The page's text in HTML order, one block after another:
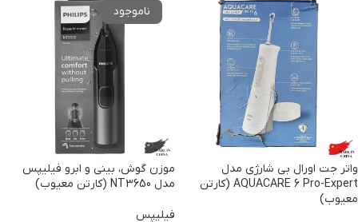
واتر جت اورال بی شارژی مدل
AQUACARE 6 Pro-Expert (کارتن
معیوب)
موزن گوش، بینی و ابرو فیلیپس
مدل NT3650 (کارتن معیوب)
فیلیپس